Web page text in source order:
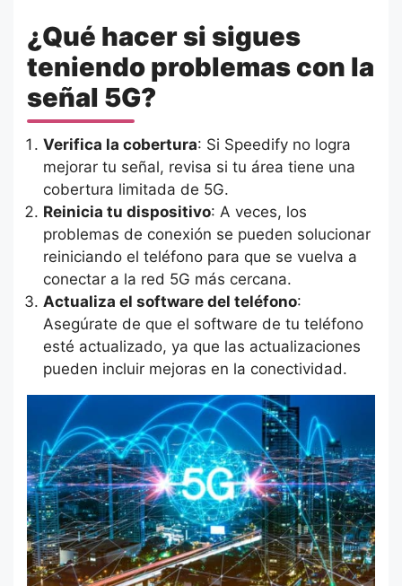
¿Qué hacer si sigues
teniendo problemas con la
señal 5G?
Verifica la cobertura: Si Speedify no logra
mejorar tu señal, revisa si tu área tiene una
cobertura limitada de 5G.
Reinicia tu dispositivo: A veces, los
problemas de conexión se pueden solucionar
reiniciando el teléfono para que se vuelva a
conectar a la red 5G más cercana.
Actualiza el software del teléfono:
Asegúrate de que el software de tu teléfono
esté actualizado, ya que las actualizaciones
pueden incluir mejoras en la conectividad.